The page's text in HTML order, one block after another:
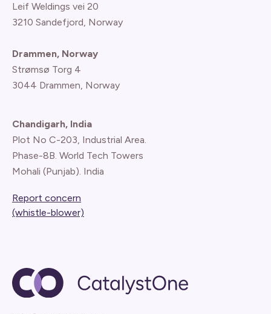
Leif Weldings vei 20
3210 Sandefjord, Norway
Drammen, Norway
Strømsø Torg 4
3044 Drammen, Norway
Chandigarh, India
Plot No C-203, Industrial Area.
Phase-8B. World Tech Towers
Mohali (Punjab). India
Report concern
(whistle-blower)